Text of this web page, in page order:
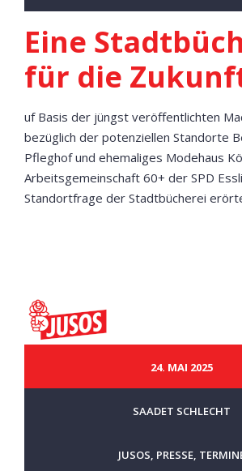
Eine
für die
uf Basis der jüngst veröffentlichten
bezüglich der potenziellen Standorte
Pfleghof und ehemaliges Modehaus
Arbeitsgemeinschaft 60+ der SPD
Standortfrage der Stadtbücherei
24. MAI 2025
SAADET SCHLECHT
JUSOS, PRESSE,